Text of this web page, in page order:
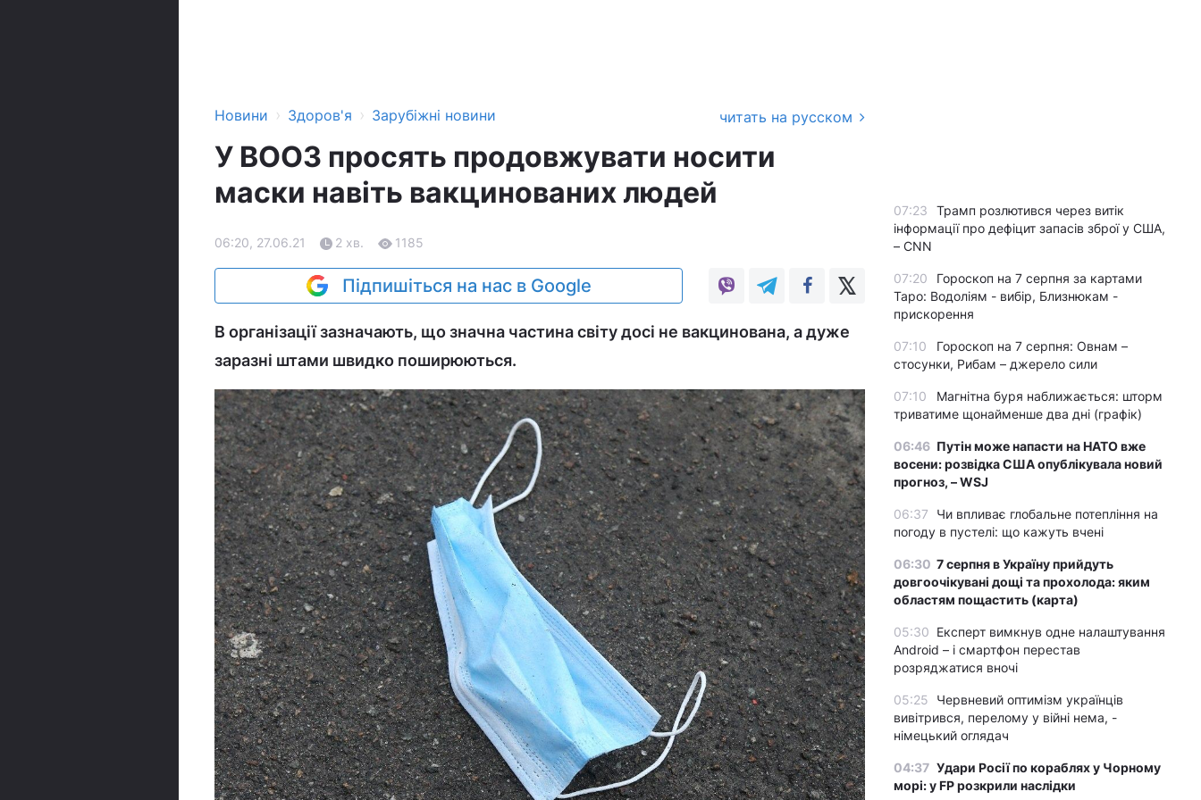
Новини › Здоров'я › Зарубіжні новини читать на русском
У ВООЗ просять продовжувати носити
маски навіть вакцинованих людей
06:20, 27.06.21 2 хв. 1185
Підпишіться на нас в Google
В організації зазначають, що значна частина світу досі не вакцинована, а дуже
заразні штами швидко поширюються.
07:23
Трамп розлютився через витік
інформації про дефіцит запасів зброї у США,
– CNN
07:20
Гороскоп на 7 серпня за картами
Таро: Водоліям - вибір, Близнюкам -
прискорення
07:10
Гороскоп на 7 серпня: Овнам –
стосунки, Рибам – джерело сили
07:10
Магнітна буря наближається: шторм
триватиме щонайменше два дні (графік)
06:46 Путін може напасти на НАТО вже
восени: розвідка США опублікувала новий
прогноз, – WSJ
06:37
Чи впливає глобальне потепління на
погоду в пустелі: що кажуть вчені
06:30 7 серпня в Україну прийдуть
довгоочікувані дощі та прохолода: яким
областям пощастить (карта)
05:30 Експерт вимкнув одне налаштування
Android – і смартфон перестав
розряджатися вночі
05:25
Червневий оптимізм українців
вивітрився, перелому у війні нема, -
німецький оглядач
04:37 Удари Росії по кораблях у Чорному
морі: у FP розкрили наслідки